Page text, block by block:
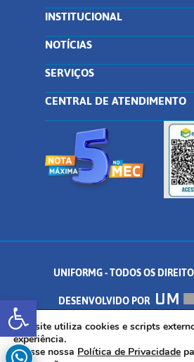
Abrir a barra de
INSTITUCIONAL
NOTÍCIAS
SERVIÇOS
CENTRAL DE ATENDIMENTO
UNIFORMG - TODOS OS
DESENVOLVIDO POR
AV. DR. ARNALDO DE SENNA, 328 -
35.574.530
Este site utiliza cookies e scripts
experiência.
Acesse nossa Política de Privacidade